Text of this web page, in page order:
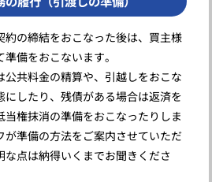
約の締結をおこなった後は、買主様
備をおこないます。
公共料金の精算や、引越しをおこな
にしたり、残債がある場合は返済を
当権抹消の準備をおこなったりしま
が準備の方法をご案内させていただ
な点は納得いくまでお聞きくださ